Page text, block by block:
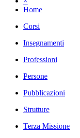
Home
Corsi
Insegnamenti
Professioni
Persone
Pubblicazioni
Strutture
Terza Missione